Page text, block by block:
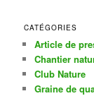
CATÉGORIES
Article de
Chantier
Club Nature
Graine de